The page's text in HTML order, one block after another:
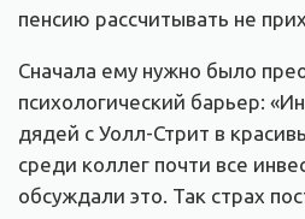
пенсию рассчитывать не
Сначала ему нужно было
психологический барьер:
дядей с Уолл-Стрит в
среди коллег почти все
обсуждали это. Так страх